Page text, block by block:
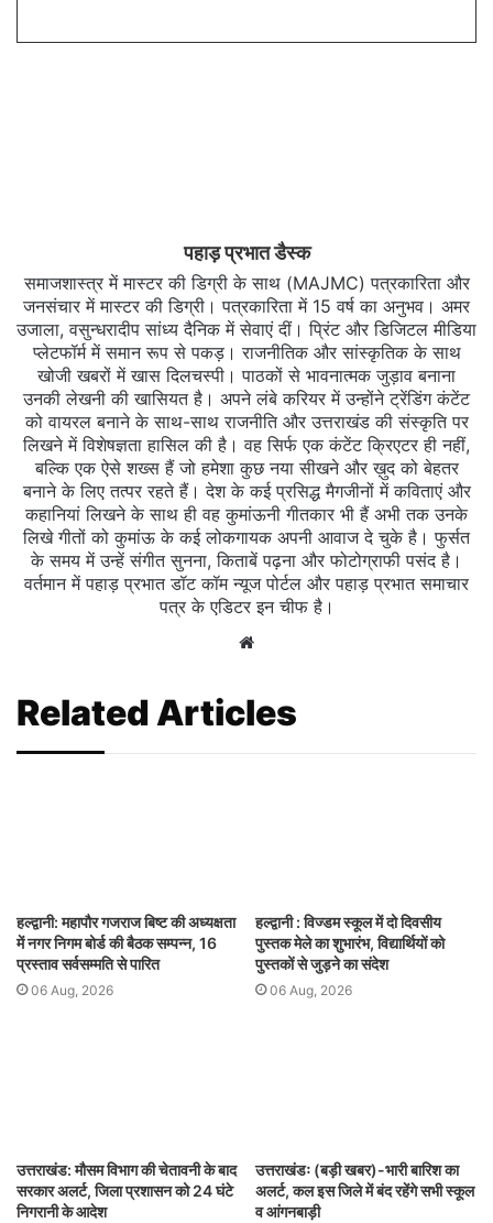
पहाड़ प्रभात डैस्क
समाजशास्त्र में मास्टर की डिग्री के साथ (MAJMC) पत्रकारिता और
जनसंचार में मास्टर की डिग्री। पत्रकारिता में 15 वर्ष का अनुभव। अमर
उजाला, वसुन्धरादीप सांध्य दैनिक में सेवाएं दीं। प्रिंट और डिजिटल मीडिया
प्लेटफॉर्म में समान रूप से पकड़। राजनीतिक और सांस्कृतिक के साथ
खोजी खबरों में खास दिलचस्‍पी। पाठकों से भावनात्मक जुड़ाव बनाना
उनकी लेखनी की खासियत है। अपने लंबे करियर में उन्होंने ट्रेंडिंग कंटेंट
को वायरल बनाने के साथ-साथ राजनीति और उत्तराखंड की संस्कृति पर
लिखने में विशेषज्ञता हासिल की है। वह सिर्फ एक कंटेंट क्रिएटर ही नहीं,
बल्कि एक ऐसे शख्स हैं जो हमेशा कुछ नया सीखने और ख़ुद को बेहतर
बनाने के लिए तत्पर रहते हैं। देश के कई प्रसिद्ध मैगजीनों में कविताएं और
कहानियां लिखने के साथ ही वह कुमांऊनी गीतकार भी हैं अभी तक उनके
लिखे गीतों को कुमांऊ के कई लोकगायक अपनी आवाज दे चुके है। फुर्सत
के समय में उन्हें संगीत सुनना, किताबें पढ़ना और फोटोग्राफी पसंद है।
वर्तमान में पहाड़ प्रभात डॉट कॉम न्यूज पोर्टल और पहाड़ प्रभात समाचार
पत्र के एडिटर इन चीफ है।
Website
Related Articles
हल्द्वानी: महापौर गजराज बिष्ट की अध्यक्षता
में नगर निगम बोर्ड की बैठक सम्पन्न, 16
प्रस्ताव सर्वसम्मति से पारित
06 Aug, 2026
हल्द्वानी : विज्डम स्कूल में दो दिवसीय
पुस्तक मेले का शुभारंभ, विद्यार्थियों को
पुस्तकों से जुड़ने का संदेश
06 Aug, 2026
उत्तराखंड: मौसम विभाग की चेतावनी के बाद
सरकार अलर्ट, जिला प्रशासन को 24 घंटे
निगरानी के आदेश
उत्तराखंडः (बड़ी खबर)-भारी बारिश का
अलर्ट, कल इस जिले में बंद रहेंगे सभी स्कूल
व आंगनबाड़ी